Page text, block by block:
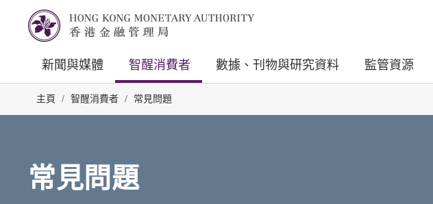
新聞與媒體 智醒消費者 數據、刊物與研究資料 監管資源
主頁 / 智醒消費者 / 常見問題
常見問題